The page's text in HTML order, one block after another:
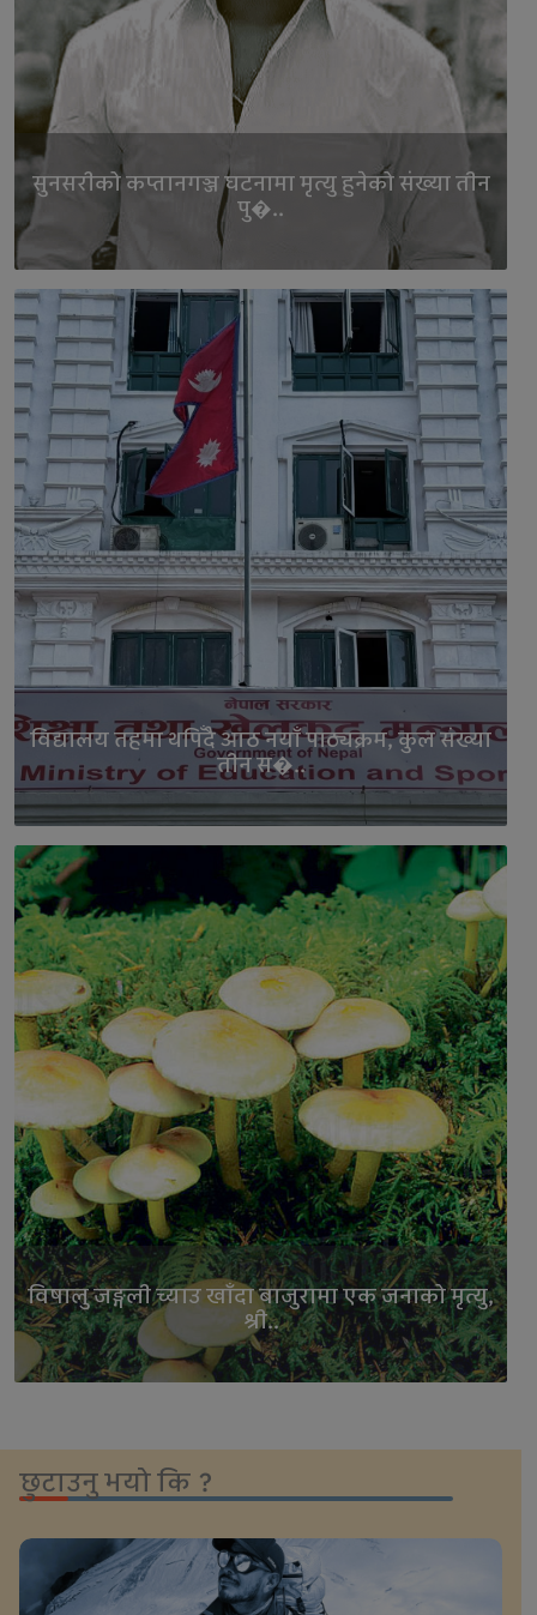
सुनसरीको कप्तानगञ्ज घटनामा मृत्यु हुनेको संख्या तीन
पु�..
विद्यालय तहमा थपिँदै आठ नयाँ पाठ्यक्रम, कुल संख्या
तीन स�..
विषालु जङ्गली च्याउ खाँदा बाजुरामा एक जनाको मृत्यु,
श्री..
छुटाउनु भयो कि ?